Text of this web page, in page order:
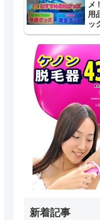
メ
用
ッ
用
新着記事